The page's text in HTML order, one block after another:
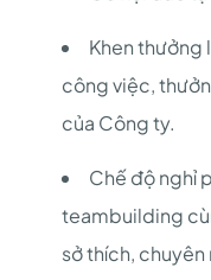
Khen thưởng
công việc,
của Công ty.
Chế độ nghỉ
teambuilding
sở thích,